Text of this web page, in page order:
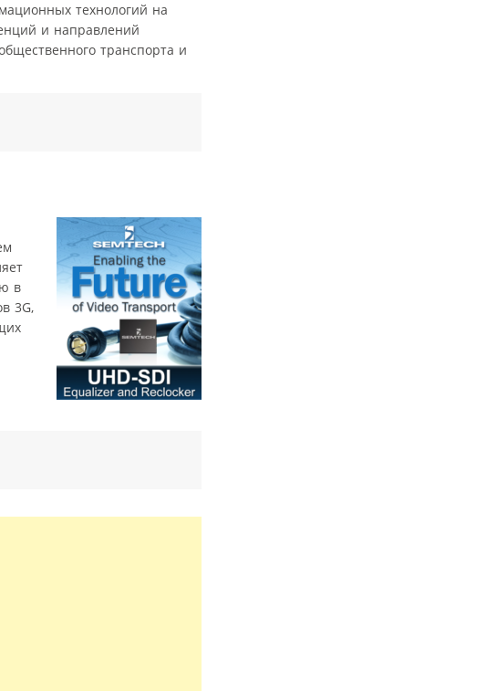
технологий на
и направлений
транспорта и
в
3G,